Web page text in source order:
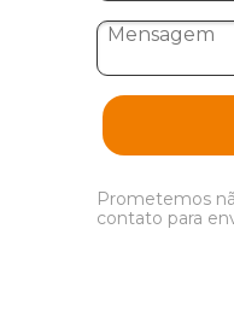
Prometemos
contato para